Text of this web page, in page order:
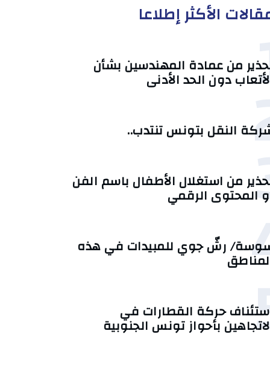
الأكثر إطلاعا
من عمادة المهندسين بشأن
دون الحد الأدنى
النقل بتونس تنتدب..
من استغلال الأطفال باسم الفن
المحتوى الرقمي
رشّ جوي للمبيدات في هذه
حركة القطارات في
بأحواز تونس الجنوبية